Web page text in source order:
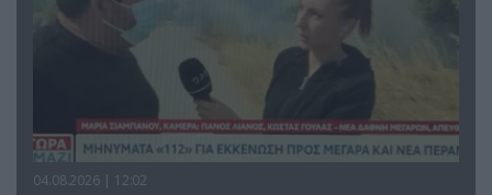
04.08.2026 | 12:02